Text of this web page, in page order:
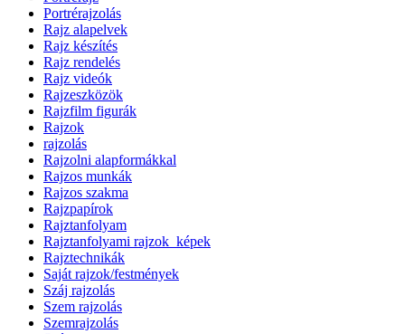
Portrérajzolás
Rajz alapelvek
Rajz készítés
Rajz rendelés
Rajz videók
Rajzeszközök
Rajzfilm figurák
Rajzok
rajzolás
Rajzolni alapformákkal
Rajzos munkák
Rajzos szakma
Rajzpapírok
Rajztanfolyam
Rajztanfolyami rajzok_képek
Rajztechnikák
Saját rajzok/festmények
Száj rajzolás
Szem rajzolás
Szemrajzolás